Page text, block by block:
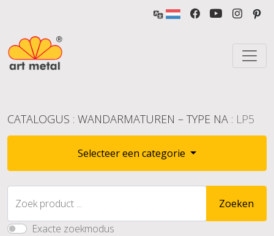
CATALOGUS : WANDARMATUREN – TYPE NA : LP5
Selecteer een categorie
Zoek product ...
Zoeken
Exacte zoekmodus